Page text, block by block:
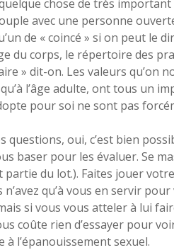
chose de très
avec une personne
de « coincé » si on peut le
du corps, le répertoire des
» dit-on. Les valeurs
l’âge adulte, ont tous un
pour soi ne sont pas
oui, c’est bien
baser pour les évaluer.
du lot.). Faites jouer
qu’à vous en servir
si vous vous atteler à lui
coûte rien d’essayer pour
à l’épanouissement sexuel.